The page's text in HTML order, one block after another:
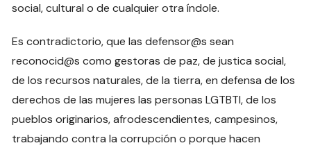
social, cultural o de cualquier otra índole.
Es contradictorio, que las defensor@s sean
reconocid@s como gestoras de paz, de justica social,
de los recursos naturales, de la tierra, en defensa de los
derechos de las mujeres las personas LGTBTI, de los
pueblos originarios, afrodescendientes, campesinos,
trabajando contra la corrupción o porque hacen